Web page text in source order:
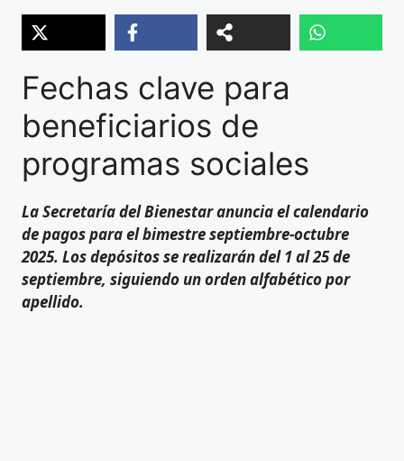
Fechas clave para
beneficiarios de
programas sociales
La Secretaría del Bienestar anuncia el calendario
de pagos para el bimestre septiembre-octubre
2025. Los depósitos se realizarán del 1 al 25 de
septiembre, siguiendo un orden alfabético por
apellido.